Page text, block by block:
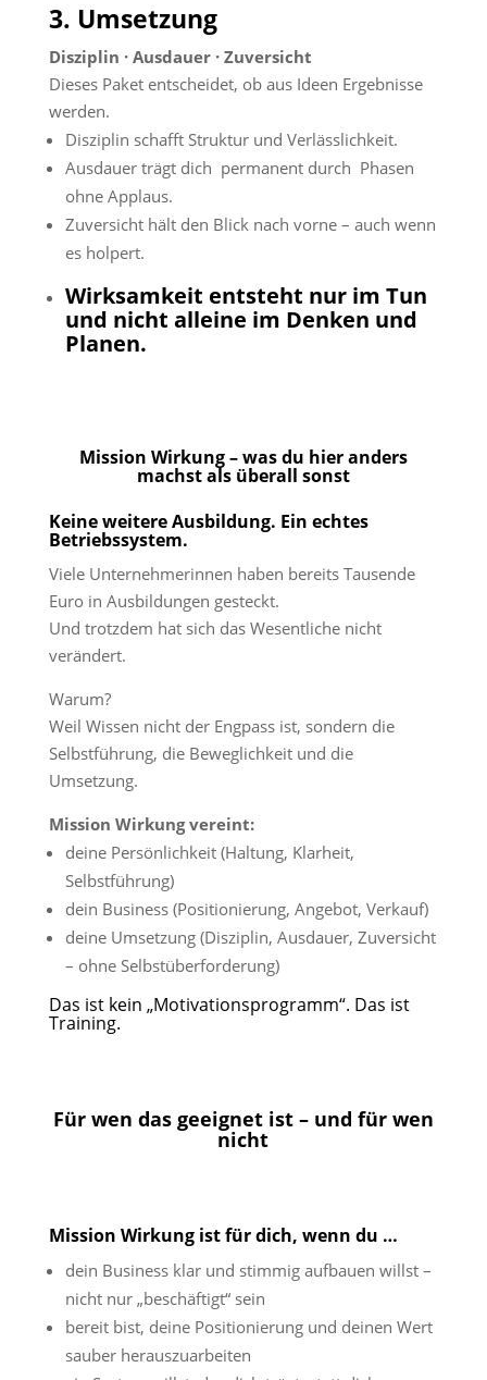
3. Umsetzung
Disziplin · Ausdauer · Zuversicht
Dieses Paket entscheidet, ob aus Ideen Ergebnisse
werden.
Disziplin schafft Struktur und Verlässlichkeit.
Ausdauer trägt dich permanent durch Phasen
ohne Applaus.
Zuversicht hält den Blick nach vorne – auch wenn
es holpert.
Wirksamkeit entsteht nur im Tun
und nicht alleine im Denken und
Planen.
Mission Wirkung – was du hier anders
machst als überall sonst
Keine weitere Ausbildung. Ein echtes
Betriebssystem.
Viele Unternehmerinnen haben bereits Tausende
Euro in Ausbildungen gesteckt.
Und trotzdem hat sich das Wesentliche nicht
verändert.
Warum?
Weil Wissen nicht der Engpass ist, sondern die
Selbstführung, die Beweglichkeit und die
Umsetzung.
Mission Wirkung vereint:
deine Persönlichkeit (Haltung, Klarheit,
Selbstführung)
dein Business (Positionierung, Angebot, Verkauf)
deine Umsetzung (Disziplin, Ausdauer, Zuversicht
– ohne Selbstüberforderung)
Das ist kein „Motivationsprogramm“. Das ist
Training.
Für wen das geeignet ist – und für wen
nicht
Mission Wirkung ist für dich, wenn du …
dein Business klar und stimmig aufbauen willst –
nicht nur „beschäftigt“ sein
bereit bist, deine Positionierung und deinen Wert
sauber herauszuarbeiten